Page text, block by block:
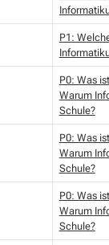
P1:
P0: Was
Warum
Schule?
P0: Was
Warum
Schule?
P0: Was
Warum
Schule?